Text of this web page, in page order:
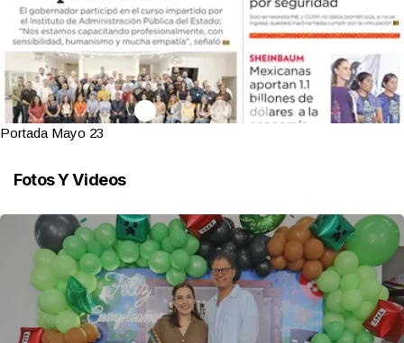
Portada Mayo 23
Fotos Y Videos